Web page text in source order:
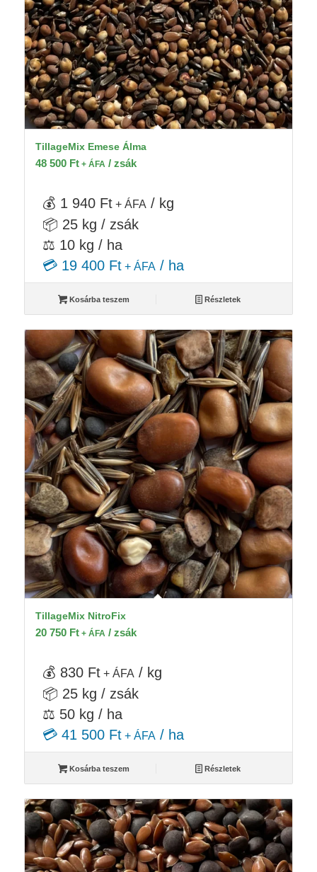
TillageMix Emese Álma
48 500 Ft+ ÁFA / zsák
💰 1 940 Ft+ ÁFA / kg
📦 25 kg / zsák
⚖️ 10 kg / ha
💳 19 400 Ft+ ÁFA/ ha
Kosárba teszem Részletek
TillageMix NitroFix
20 750 Ft+ ÁFA / zsák
💰 830 Ft+ ÁFA / kg
📦 25 kg / zsák
⚖️ 50 kg / ha
💳 41 500 Ft+ ÁFA/ ha
Kosárba teszem Részletek